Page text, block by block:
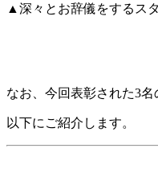
▲深々とお辞儀をするス
なお、今回表彰された3
以下にご紹介します。